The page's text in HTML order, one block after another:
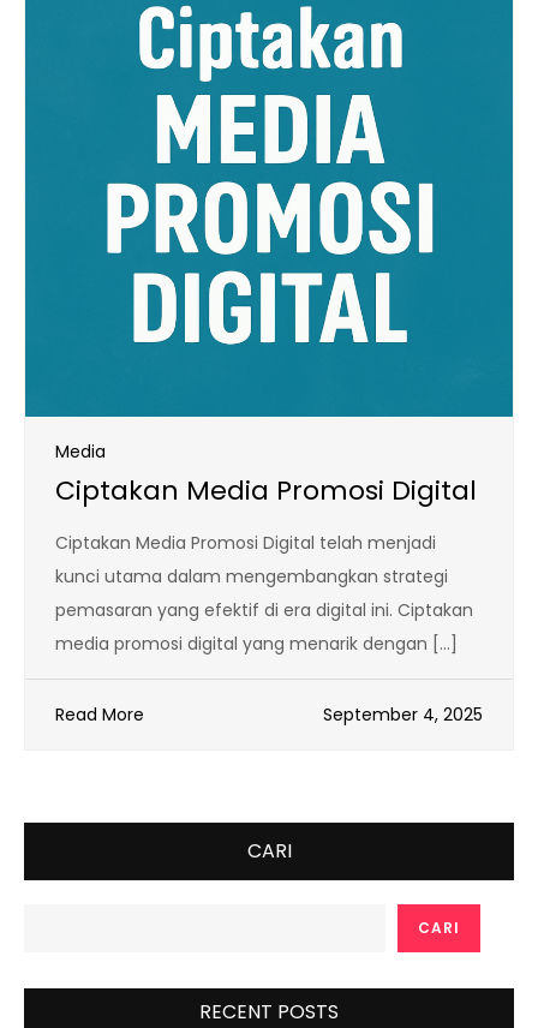
Media
Ciptakan Media Promosi Digital
Ciptakan Media Promosi Digital telah menjadi
kunci utama dalam mengembangkan strategi
pemasaran yang efektif di era digital ini. Ciptakan
media promosi digital yang menarik dengan […]
Read More September 4, 2025
CARI
CARI
RECENT POSTS